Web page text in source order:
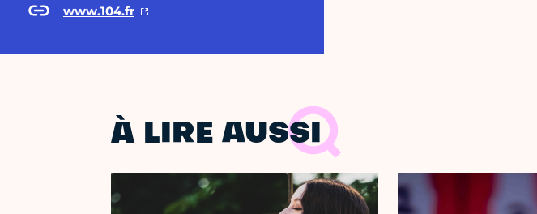
www.104.fr
À LIRE AUSSI